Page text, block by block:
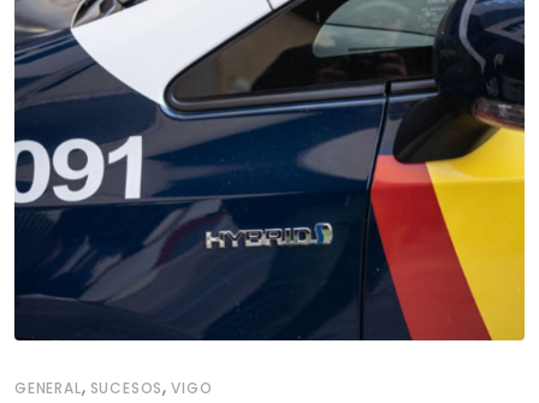
GENERAL, SUCESOS,VIGO